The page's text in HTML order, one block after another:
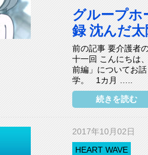
グループ
録 沈んだ
前の記事 要介護者
十一回 こんにちは
前編」についてお
学。 1カ月 …..
続きを読む
2017年10月02日
HEART WAVE